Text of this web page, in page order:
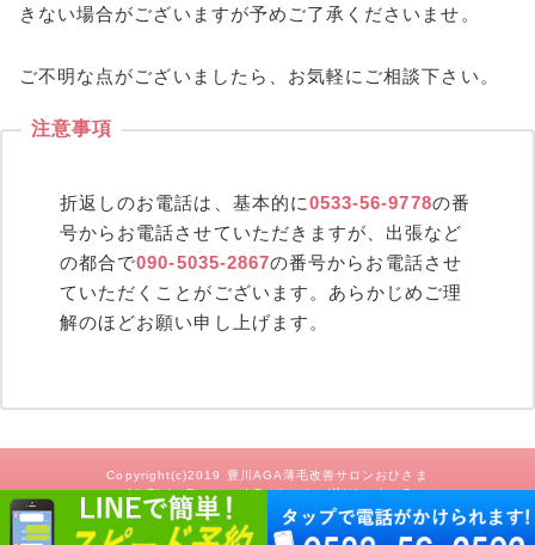
きない場合がございますが予めご了承くださいませ。
ご不明な点がございましたら、お気軽にご相談下さい。
折返しのお電話は、 基本的に0533-56-9778の番
号からお電話させていただきますが、 出張など
の都合で090-5035-2867の番号からお電話させ
ていただくことがございます。 あらかじめご理
解のほどお願い申し上げます。
Copyright(c)2019
豊川AGA薄毛改善サロンおひさま
.All Right Reserved.Design by (株)ゆいまーる